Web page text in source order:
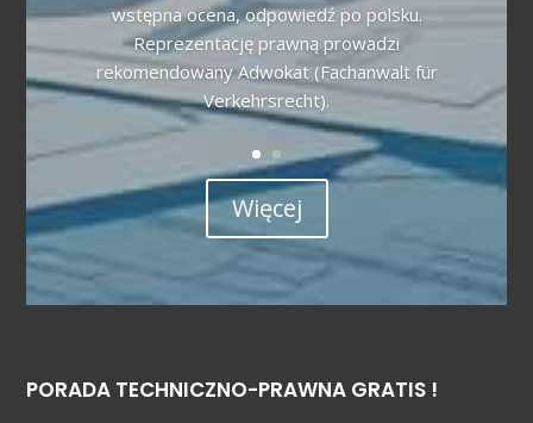
wstępna ocena, odpowiedź po polsku.
Reprezentację prawną prowadzi
rekomendowany Adwokat (Fachanwalt für
Verkehrsrecht).
Więcej
PORADA TECHNICZNO-PRAWNA GRATIS !